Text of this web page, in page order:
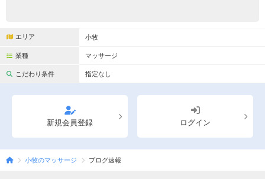
完全個室
ペアルームあり シャワー室完備
フットバスあり
専用駐車場あり 有資格者在籍
日本人スタッフのみ
エリア 小牧
業種 マッサージ
こだわり条件 指定なし
新規会員登録 ログイン
小牧のマッサージ ブログ速報